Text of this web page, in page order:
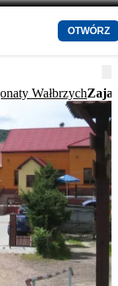
OTWÓRZ
Wałbrzych